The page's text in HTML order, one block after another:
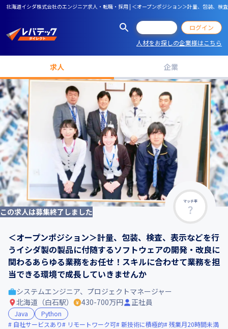
北海道イシダ株式会社のエンジニア求人・転職・採用 | ＜オープンポジション＞計量、包装、
ログイン
人材をお探しの企業様はこちら
求人 企業
マッチ率
この求人は募集終了しました
＜オープンポジション＞計量、包装、検査、表示などを行
うイシダ製の製品に付随するソフトウェアの開発・改良に
関わるあらゆる業務をお任せ！スキルに合わせて業務を担
当できる環境で成長していきませんか
システムエンジニア、プロジェクトマネージャー
北海道（白石駅）
430-700万円 正社員
Java
Python
自社サービスあり
リモートワーク可 新技術に積極的 残業月20時間未満